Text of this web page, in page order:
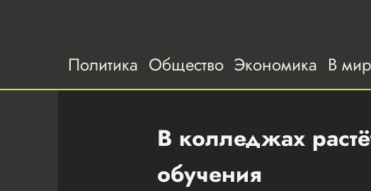
Политика Общество Экономика В
В колледжах
обучения